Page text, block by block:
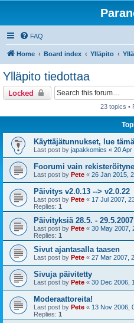
FAQ
Home Board index Ylläpito
Ylläpito tiedottaa
Locked
23 topics •
Käyttäjätunnukset, lue
Last post by japakkomies « 20 Apr
Foorumi vain
Last post by Pete « 26 Jan 2015,
Päivitys v2.0.13 --> v2.0.22
Last post by Pete « 17 Jul 2007,
Replies: 1
Päivityksiä 28.5. - 29.5.2007
Last post by Pete « 30 May 2007,
Replies: 1
Sivut ajantasalla taasen
Last post by Pete « 27 Mar 2007,
Sivuja päivitetty
Last post by Pete « 30 Dec 2006,
Moderaattoreita!
Last post by Pete « 13 Nov 2006,
Replies: 1